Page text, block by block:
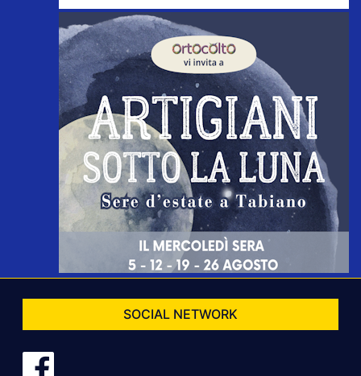
SOCIAL NETWORK